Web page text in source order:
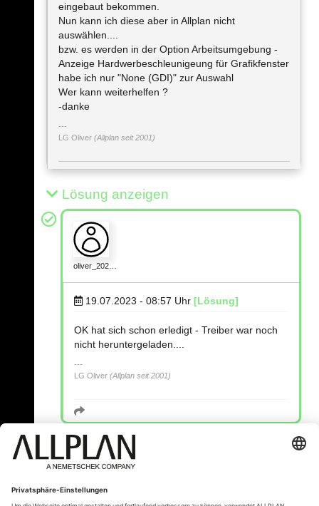
eingebaut bekommen.
Nun kann ich diese aber in Allplan nicht
auswählen....
bzw. es werden in der Option Arbeitsumgebung -
Anzeige Hardwerbeschleunigeung für Grafikfenster
habe ich nur "None (GDI)" zur Auswahl
Wer kann weiterhelfen ?
-danke
LG Oliver (Allplan seit 2001)
Lösung anzeigen
oliver_202…
19.07.2023 - 08:57 Uhr [Lösung]
OK hat sich schon erledigt - Treiber war noch
nicht heruntergeladen....
LG Oliver (Allplan seit 2001)
« Zurück